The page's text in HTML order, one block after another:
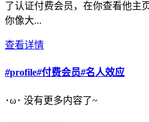
了认证付费会员，在你查看他主
你像大...
查看详情
#profile#付费会员#名人效应
･ω･ 没有更多内容了~